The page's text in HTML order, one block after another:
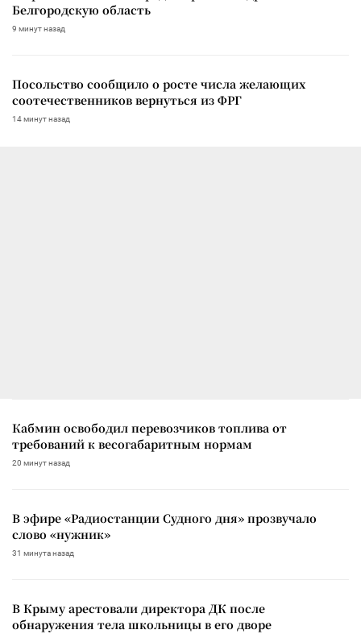
Белгородскую область
9 минут назад
Посольство сообщило о росте числа желающих
соотечественников вернуться из ФРГ
14 минут назад
Кабмин освободил перевозчиков топлива от
требований к весогабаритным нормам
20 минут назад
В эфире «Радиостанции Судного дня» прозвучало
слово «нужник»
31 минута назад
В Крыму арестовали директора ДК после
обнаружения тела школьницы в его дворе